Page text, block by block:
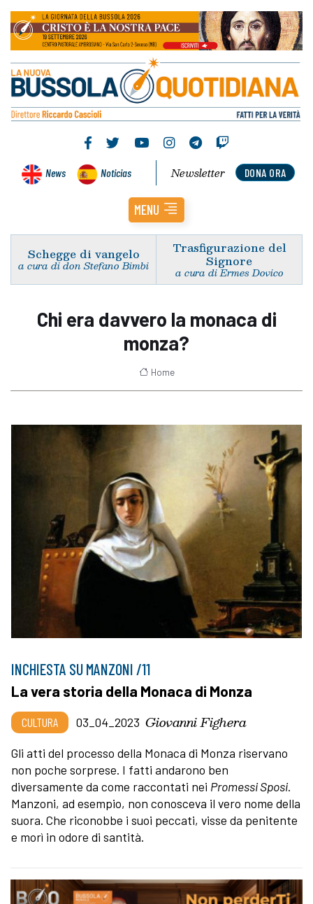
News Noticias DONA ORA
Newsletter
MENU
Schegge di vangelo
a cura di don Stefano Bimbi
Trasfigurazione del
Signore
a cura di Ermes Dovico
Chi era davvero la monaca di
monza?
Home
INCHIESTA SU MANZONI /11
La vera storia della Monaca di Monza
CULTURA 03_04_2023 Giovanni Fighera
Gli atti del processo della Monaca di Monza riservano
non poche sorprese. I fatti andarono ben
diversamente da come raccontati nei Promessi Sposi.
Manzoni, ad esempio, non conosceva il vero nome della
suora. Che riconobbe i suoi peccati, visse da penitente
e morì in odore di santità.